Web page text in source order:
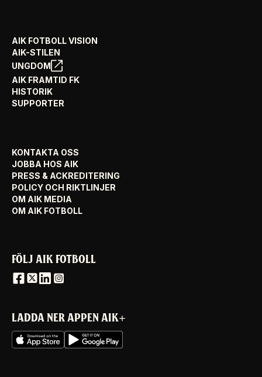
AIK FOTBOLL VISION
AIK-STILEN
UNGDOM
AIK FRAMTID FK
HISTORIK
SUPPORTER
KONTAKTA OSS
JOBBA HOS AIK
PRESS & ACKREDITERING
POLICY OCH RIKTLINJER
OM AIK MEDIA
OM AIK FOTBOLL
FÖLJ AIK FOTBOLL
LADDA NER APPEN AIK+